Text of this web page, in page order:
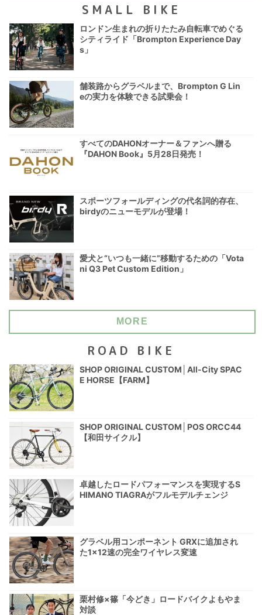
SMALL BIKE
ロンドン生まれの折りたたみ自転車でめぐる
シティライド「Brompton Experience Day
s」
舗装路からグラベルまで、Brompton G Lin
eの実力を体験できる試乗会！
すべてのDAHONオーナー＆ファンへ贈る
『DAHON Book』5月28日発売！
スポーツフォールディングの代名詞的存在、
birdyのニューモデルが登場！
愛犬と“いつも一緒に”移動するための「Vota
ni Q3 Pet Custom Edition」
MORE
ROAD BIKE
SHOP ORIGINAL CUSTOM│All-City SPAC
E HORSE【FARM】
SHOP ORIGINAL CUSTOM│POS ORCC44
【和田サイクル】
卓越したロードパフォーマンスを実現するS
HIMANO TIAGRAがフルモデルチェンジ
グラベル用コンポーネント GRXに追加され
た1×12速の完全ワイヤレス変速
栗村修×篠「今どき」ロードバイクよもやま
対談